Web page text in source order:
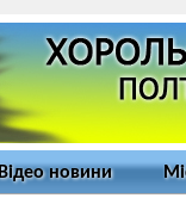
Відео новини